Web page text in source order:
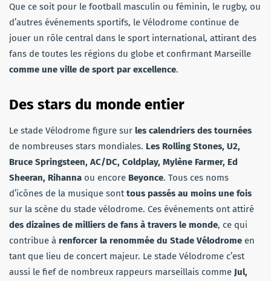
Que ce soit pour le football masculin ou féminin, le rugby, ou
d’autres événements sportifs, le Vélodrome continue de
jouer un rôle central dans le sport international, attirant des
fans de toutes les régions du globe et confirmant Marseille
comme une ville de sport par excellence.
Des stars du monde entier
Le stade Vélodrome figure sur les calendriers des tournées
de nombreuses stars mondiales. Les Rolling Stones, U2,
Bruce Springsteen, AC/DC, Coldplay, Mylène Farmer, Ed
Sheeran, Rihanna ou encore Beyonce. Tous ces noms
d’icônes de la musique sonttous passés au moins une fois
sur la scène du stade vélodrome. Ces événements ont attiré
des dizaines de milliers de fans à travers le monde, ce qui
contribue à renforcer la renommée du Stade Vélodrome en
tant que lieu de concert majeur. Le stade Vélodrome c’est
aussi le fief de nombreux rappeurs marseillais comme Jul,